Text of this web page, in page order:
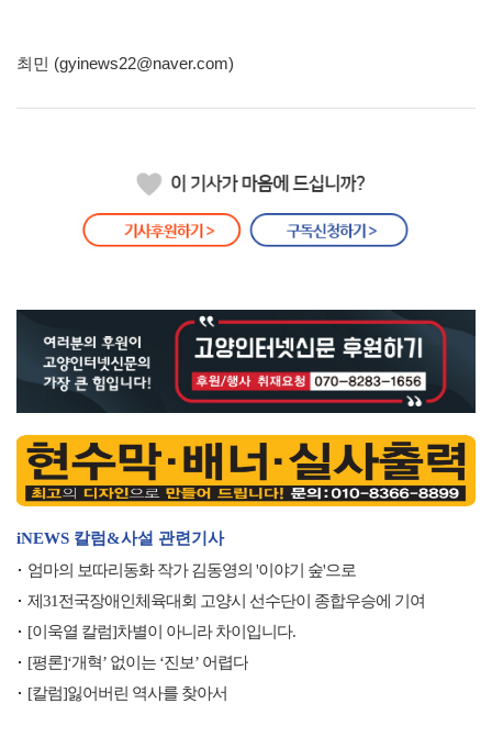
최민 (gyinews22@naver.com)
iNEWS 칼럼&사설 관련기사
엄마의 보따리동화 작가 김동영의 '이야기 숲'으로
제31전국장애인체육대회 고양시 선수단이 종합우승에 기여
[이욱열 칼럼]차별이 아니라 차이입니다.
[평론]‘개혁’ 없이는 ‘진보’ 어렵다
[칼럼]잃어버린 역사를 찾아서